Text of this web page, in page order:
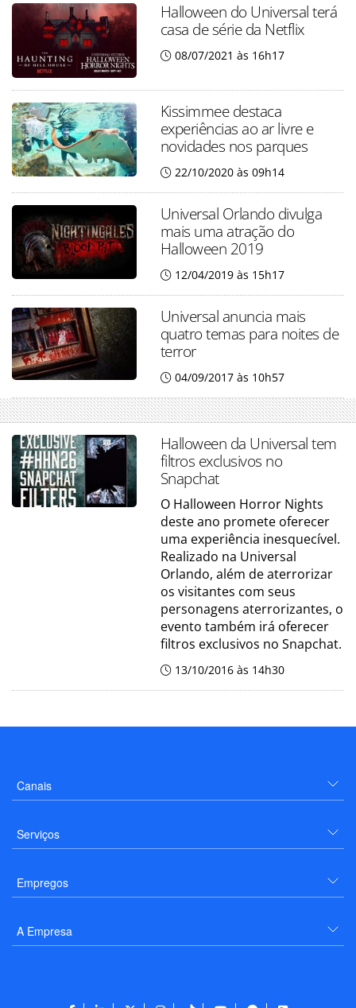
Halloween do Universal terá
casa de série da Netflix
08/07/2021 às 16h17
Kissimmee destaca
experiências ao ar livre e
novidades nos parques
22/10/2020 às 09h14
Universal Orlando divulga
mais uma atração do
Halloween 2019
12/04/2019 às 15h17
Universal anuncia mais
quatro temas para noites de
terror
04/09/2017 às 10h57
Halloween da Universal tem
filtros exclusivos no
Snapchat
O Halloween Horror Nights
deste ano promete oferecer
uma experiência inesquecível.
Realizado na Universal
Orlando, além de aterrorizar
os visitantes com seus
personagens aterrorizantes, o
evento também irá oferecer
filtros exclusivos no Snapchat.
13/10/2016 às 14h30
Canais
Serviços
Empregos
A Empresa